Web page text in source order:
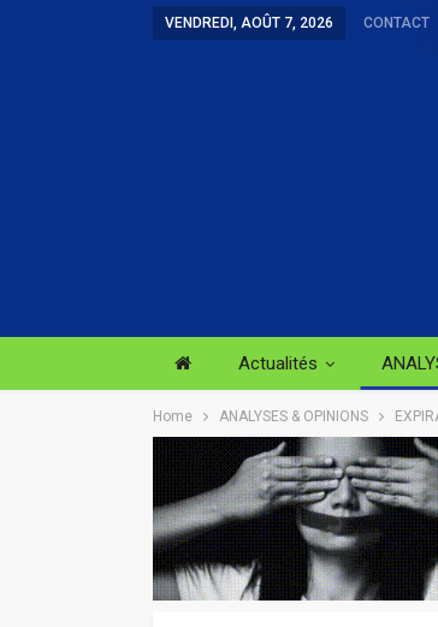
VENDREDI, AOÛT 7, 2026 CONTACT
Actualités
Home ANALYSES & OPINIONS